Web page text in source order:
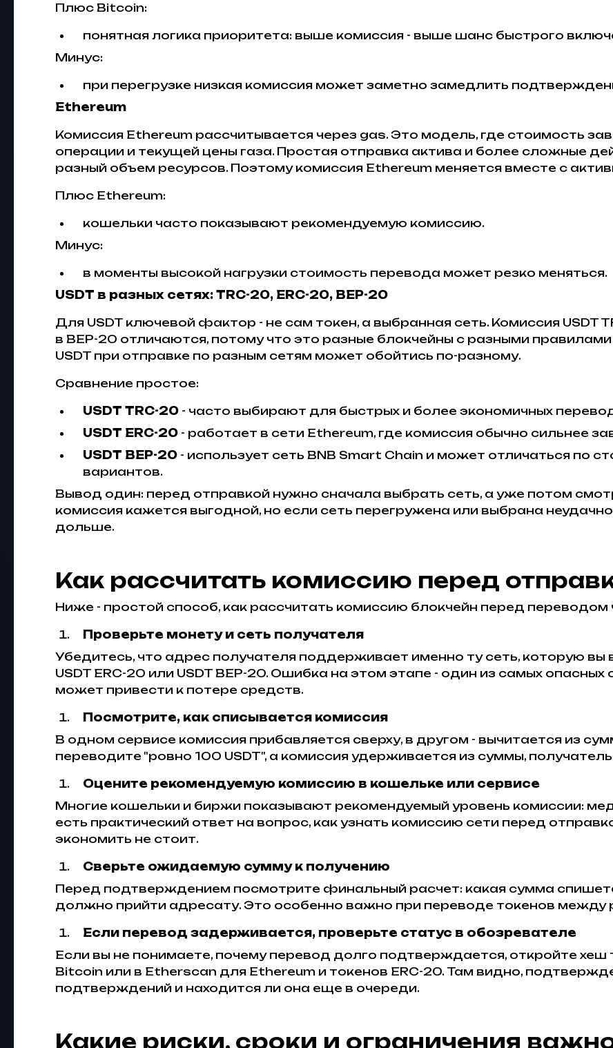
Плюс Bitcoin:
понятная логика приоритета: выше комиссия - выше шанс быстрого
Минус:
при перегрузке низкая комиссия может заметно замедлить
Ethereum
Комиссия Ethereum рассчитывается через gas. Это модель, где стоимость
операции и текущей цены газа. Простая отправка актива и более сложные
разный объем ресурсов. Поэтому комиссия Ethereum меняется вместе с
Плюс Ethereum:
кошельки часто показывают рекомендуемую комиссию.
Минус:
в моменты высокой нагрузки стоимость перевода может резко меняться.
USDT в разных сетях: TRC-20, ERC-20, BEP-20
Для USDT ключевой фактор - не сам токен, а выбранная сеть. Комиссия USDT
в BEP-20 отличаются, потому что это разные блокчейны с разными
USDT при отправке по разным сетям может обойтись по-разному.
Сравнение простое:
USDT TRC-20 - часто выбирают для быстрых и более экономичных
USDT ERC-20 - работает в сети Ethereum, где комиссия обычно сильнее
USDT BEP-20 - использует сеть BNB Smart Chain и может отличаться по
вариантов.
Вывод один: перед отправкой нужно сначала выбрать сеть, а уже потом
комиссия кажется выгодной, но если сеть перегружена или выбрана
дольше.
Как рассчитать комиссию перед
Ниже - простой способ, как рассчитать комиссию блокчейн перед
Проверьте монету и сеть получателя
Убедитесь, что адрес получателя поддерживает именно ту сеть, которую вы
USDT ERC-20 или USDT BEP-20. Ошибка на этом этапе - один из самых опасных
может привести к потере средств.
Посмотрите, как списывается комиссия
В одном сервисе комиссия прибавляется сверху, в другом - вычитается из
переводите "ровно 100 USDT", а комиссия удерживается из суммы,
Оцените рекомендуемую комиссию в кошельке или сервисе
Многие кошельки и биржи показывают рекомендуемый уровень комиссии:
есть практический ответ на вопрос, как узнать комиссию сети перед
экономить не стоит.
Сверьте ожидаемую сумму к получению
Перед подтверждением посмотрите финальный расчет: какая сумма
должно прийти адресату. Это особенно важно при переводе токенов
Если перевод задерживается, проверьте статус в обозревателе
Если вы не понимаете, почему перевод долго подтверждается, откройте хеш
Bitcoin или в Etherscan для Ethereum и токенов ERC-20. Там видно,
подтверждений и находится ли она еще в очереди.
Какие риски, сроки и ограничения